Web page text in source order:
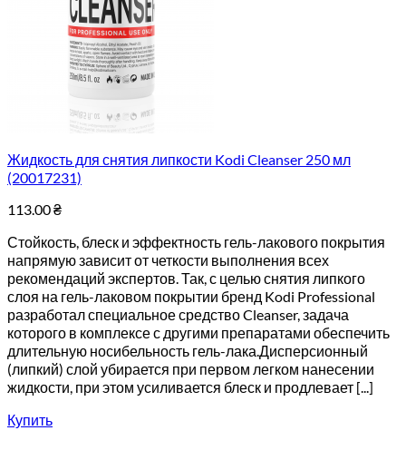
Жидкость для снятия липкости Kodi Cleanser 250 мл
(20017231)
113.00₴
Стойкость, блеск и эффектность гель-лакового покрытия
напрямую зависит от четкости выполнения всех
рекомендаций экспертов. Так, с целью снятия липкого
слоя на гель-лаковом покрытии бренд Kodi Professional
разработал специальное средство Cleanser, задача
которого в комплексе с другими препаратами обеспечить
длительную носибельность гель-лака.Дисперсионный
(липкий) слой убирается при первом легком нанесении
жидкости, при этом усиливается блеск и продлевает [...]
Купить